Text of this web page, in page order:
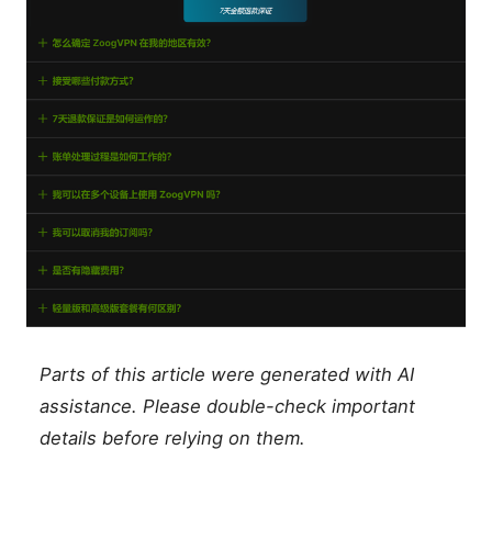
Parts of this article were generated with AI
assistance. Please double-check important
details before relying on them.